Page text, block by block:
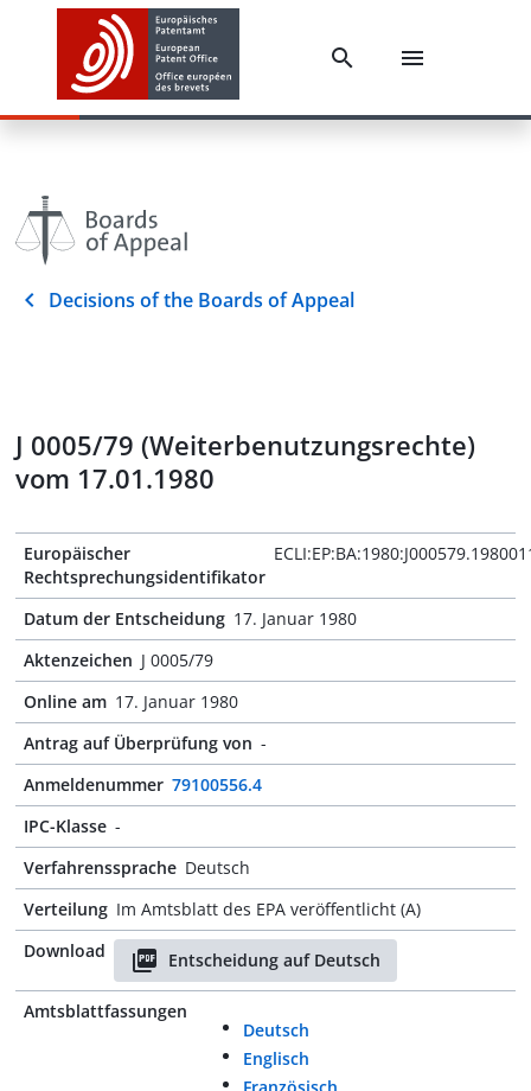
Decisions of the Boards of Appeal
J 0005/79 (Weiterbenutzungsrechte)
vom 17.01.1980
Europäischer
Rechtsprechungsidentifikator
Datum der Entscheidung 17. Januar 1980
Aktenzeichen J 0005/79
Online am 17. Januar 1980
Antrag auf Überprüfung von -
Anmeldenummer 79100556.4
IPC-Klasse -
Verfahrenssprache Deutsch
Verteilung Im Amtsblatt des EPA veröffentlicht (A)
Download
Entscheidung auf Deutsch
Amtsblattfassungen
Deutsch
Englisch